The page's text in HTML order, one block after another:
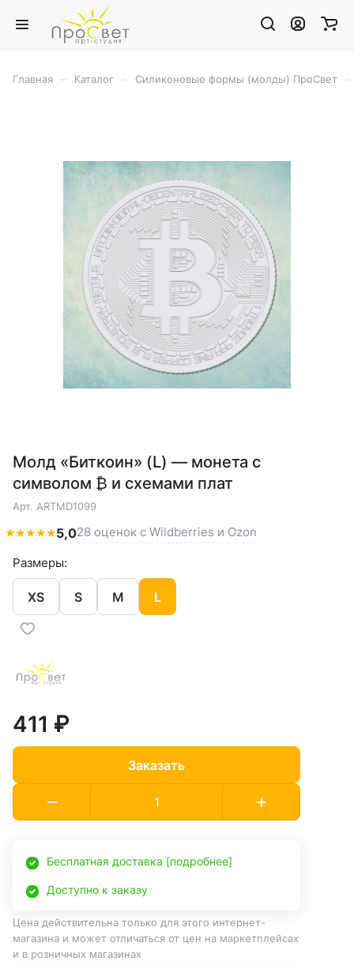
Главная Каталог Силиконовые формы (молды) ПроСвет
Молд «Биткоин» (L) — монета с
символом ₿ и схемами плат
Арт. ARTMD1099
★★★★★5,028 оценок с Wildberries и Ozon
Размеры:
XS S M L
411 ₽
Заказать
Бесплатная доставка [подробнее]
Доступно к заказу
Цена действительна только для этого интернет-
магазина и может отличаться от цен на маркетплейсах
и в розничных магазинах